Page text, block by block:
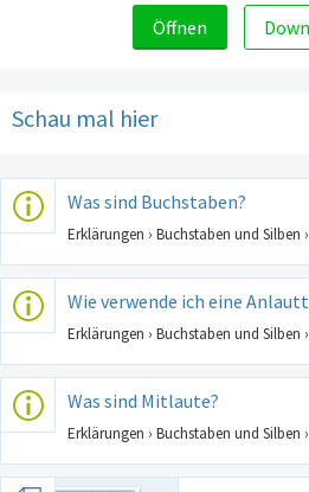
Öffnen
Schau mal hier
Was sind Buchstaben?
Erklärungen › Buchstaben und Silben
Wie verwende ich eine
Erklärungen › Buchstaben und Silben
Was sind Mitlaute?
Erklärungen › Buchstaben und Silben